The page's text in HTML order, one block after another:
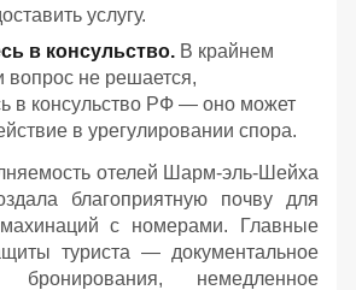
услугу.
в консульство. В крайнем
вопрос не решается,
в консульство РФ — оно может
в урегулировании спора.
отелей Шарм-эль-Шейха
благоприятную почву для
с номерами. Главные
туриста — документальное
бронирования, немедленное